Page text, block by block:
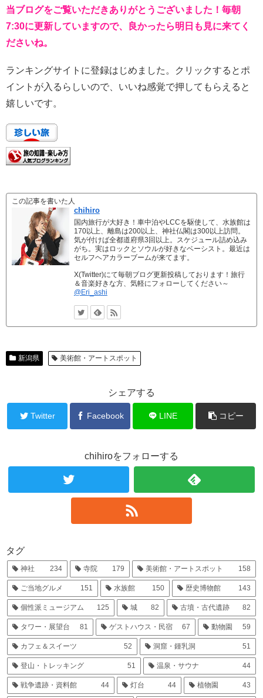
当ブログをご覧いただきありがとうございました！毎朝
7:30に更新していますので、良かったら明日も見に来てく
ださいね。
ランキングサイトに登録はじめました。クリックするとポ
イントが入るらしいので、いいね感覚で押してもらえると
嬉しいです。
この記事を書いた人
chihiro
国内旅行が大好き！車中泊やLCCを駆使して、水族館は
170以上、離島は200以上、神社仏閣は300以上訪問。
気が付けば全都道府県3回以上。スケジュール詰め込み
がち。実はロックとソウルが好きなベーシスト。最近は
セルフヘアカラーブームが来てます。
X(Twitter)にて毎朝ブログ更新投稿しております！旅行
＆音楽好きな方、気軽にフォローしてください～
@Eri_ashi
新潟県 美術館・アートスポット
シェアする
Twitter Facebook LINE コピー
chihiroをフォローする
タグ
神社 234 寺院 179 美術館・アートスポット 158
ご当地グルメ 151 水族館 150 歴史博物館 143
個性派ミュージアム 125 城 82 古墳・古代遺跡 82
タワー・展望台 81 ゲストハウス・民宿 67 動物園 59
カフェ＆スイーツ 52 洞窟・鍾乳洞 51
登山・トレッキング 51 温泉・サウナ 44
戦争遺跡・資料館 44 灯台 44 植物園 43